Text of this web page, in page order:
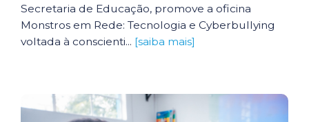
Secretaria de Educação, promove a oficina
Monstros em Rede: Tecnologia e Cyberbullying
voltada à conscienti... [saiba mais]